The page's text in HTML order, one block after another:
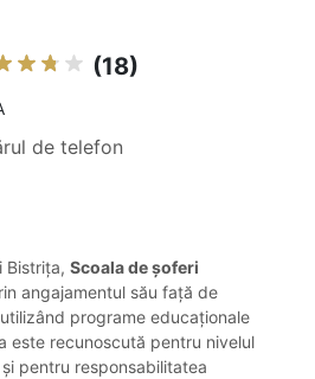
(18)
de telefon
Bistrița, Scoala de șoferi
angajamentul său față de
programe educaționale
este recunoscută pentru nivelul
pentru responsabilitatea